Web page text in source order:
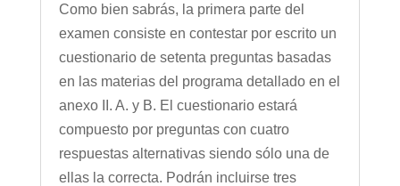
Como bien sabrás, la primera parte del
examen consiste en contestar por escrito un
cuestionario de setenta preguntas basadas
en las materias del programa detallado en el
anexo II. A. y B. El cuestionario estará
compuesto por preguntas con cuatro
respuestas alternativas siendo sólo una de
ellas la correcta. Podrán incluirse tres